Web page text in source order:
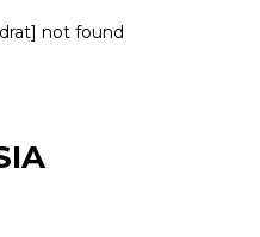
not found